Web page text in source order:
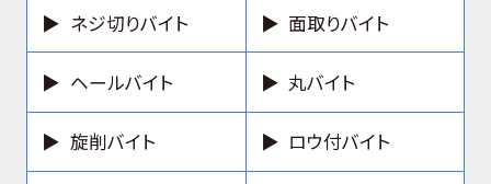
ネジ切りバイト 面取りバイト
ヘールバイト 丸バイト
旋削バイト ロウ付バイト